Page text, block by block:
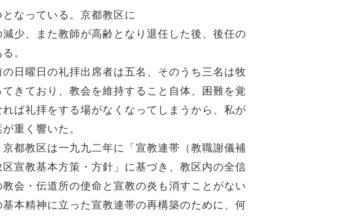
なっている。京都教区に
少、また教師が高齢となり退任した後、後任の
。
日曜日の礼拝出席者は五名、そのうち三名は牧
きており、教会を維持すること自体、困難を覚
ば礼拝をする場がなくなってしまうから、私が
重く響いた。
都教区は一九九二年に「宣教連帯（教職謝儀補
宣教基本方策・方針」に基づき、教区内の全信
会・伝道所の使命と宣教の炎も消すことがない
本精神に立った宣教連帯の再構築のために、何